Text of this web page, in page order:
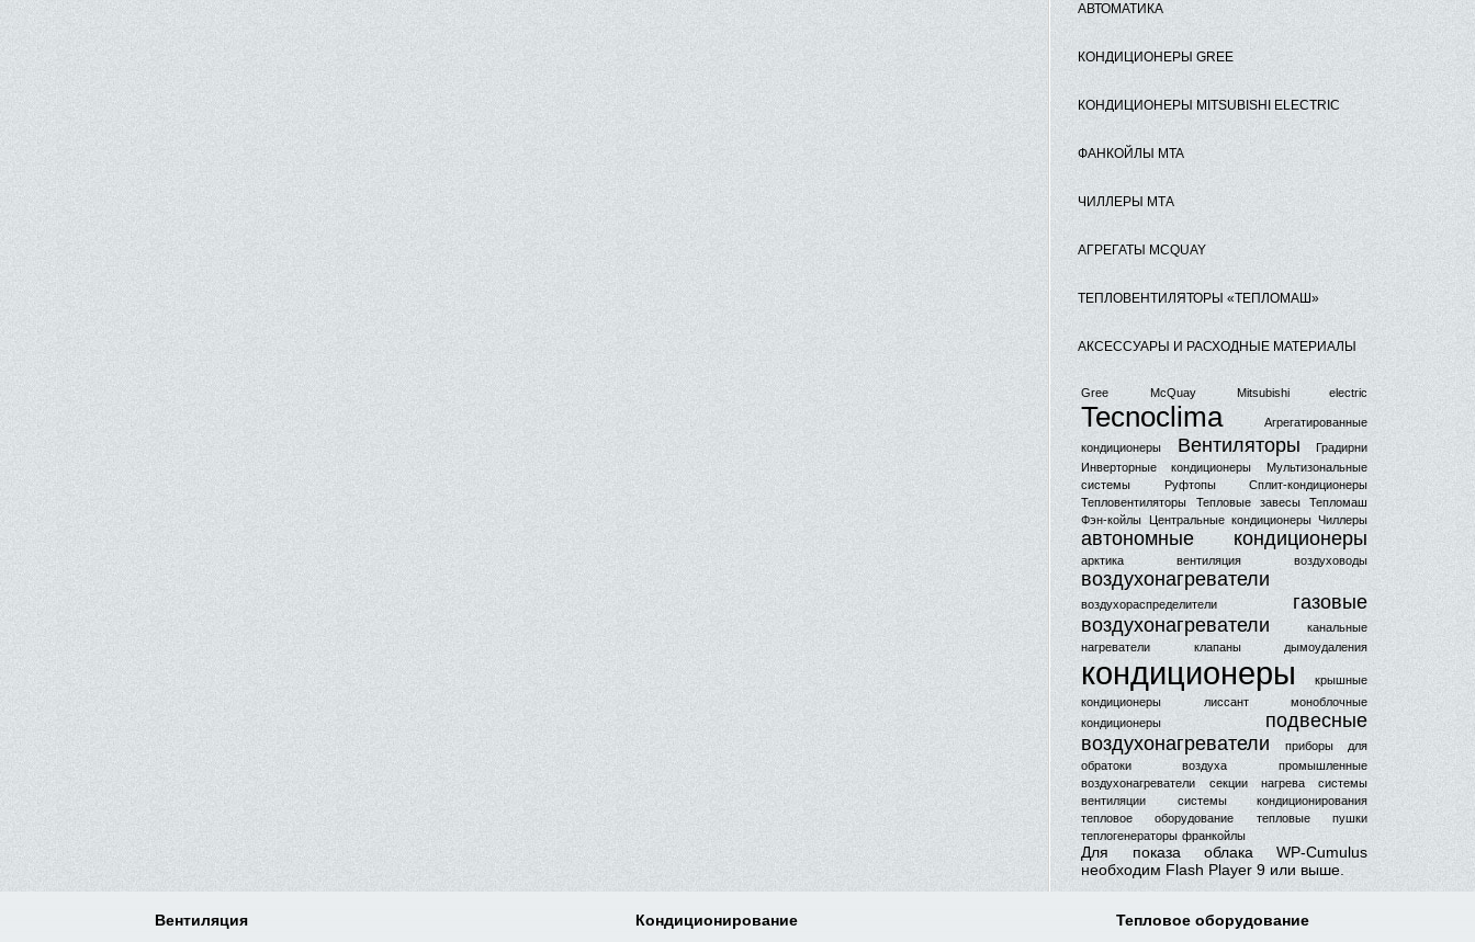
АВТОМАТИКА
КОНДИЦИОНЕРЫ GREE
КОНДИЦИОНЕРЫ MITSUBISHI ELECTRIC
ФАНКОЙЛЫ MTA
ЧИЛЛЕРЫ МТА
АГРЕГАТЫ MCQUAY
ТЕПЛОВЕНТИЛЯТОРЫ «ТЕПЛОМАШ»
АКСЕССУАРЫ И РАСХОДНЫЕ МАТЕРИАЛЫ
Gree McQuay Mitsubishi electric
Tecnoclima
Агрегатированные
кондиционеры
Вентиляторы
Градирни
Инверторные кондиционеры
Мультизональные
системы
Руфтопы
Сплит-кондиционеры
Тепловентиляторы
Тепловые завесы
Тепломаш
Фэн-койлы Центральные кондиционеры Чиллеры
автономные кондиционеры
арктика вентиляция воздуховоды
воздухонагреватели
воздухораспределители
газовые
воздухонагреватели
канальные
нагреватели
клапаны дымоудаления
кондиционеры
крышные
кондиционеры
лиссант
моноблочные
кондиционеры
подвесные
воздухонагреватели
приборы для
обратоки воздуха
промышленные
воздухонагреватели
секции нагрева
системы
вентиляции
системы кондиционирования
тепловое оборудование
тепловые пушки
теплогенераторы франкойлы
Для показа облака WP-Cumulus
необходим Flash Player 9 или выше.
Вентиляция Кондиционирование Тепловое оборудование